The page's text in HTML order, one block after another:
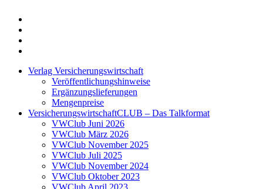
Verlag Versicherungswirtschaft
Veröffentlichungshinweise
Ergänzungslieferungen
Mengenpreise
VersicherungswirtschaftCLUB – Das Talkformat
VWClub Juni 2026
VWClub März 2026
VWClub November 2025
VWClub Juli 2025
VWClub November 2024
VWClub Oktober 2023
VWClub April 2023